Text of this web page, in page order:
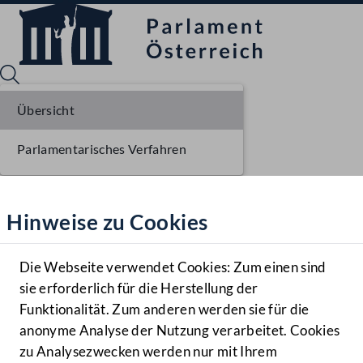
Hilfe
Benutzer
Navigationsmenü öffnen
MENÜ
Hinweise zu Cookies
Die Webseite verwendet Cookies: Zum einen sind
sie erforderlich für die Herstellung der
Funktionalität. Zum anderen werden sie für die
anonyme Analyse der Nutzung verarbeitet. Cookies
zu Analysezwecken werden nur mit Ihrem
Übersicht
Parlamentarisches Verfahren